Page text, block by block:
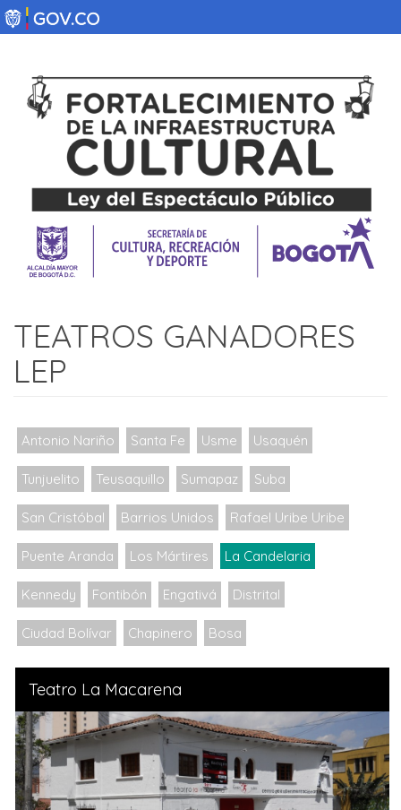
Pasar
al
principal
TEATROS GANADORES
LEP
Antonio Nariño Santa Fe Usme Usaquén
Tunjuelito Teusaquillo Sumapaz Suba
San Cristóbal Barrios Unidos Rafael Uribe Uribe
Puente Aranda Los Mártires La Candelaria
Kennedy Fontibón Engativá Distrital
Ciudad Bolívar Chapinero Bosa
Teatro La Macarena